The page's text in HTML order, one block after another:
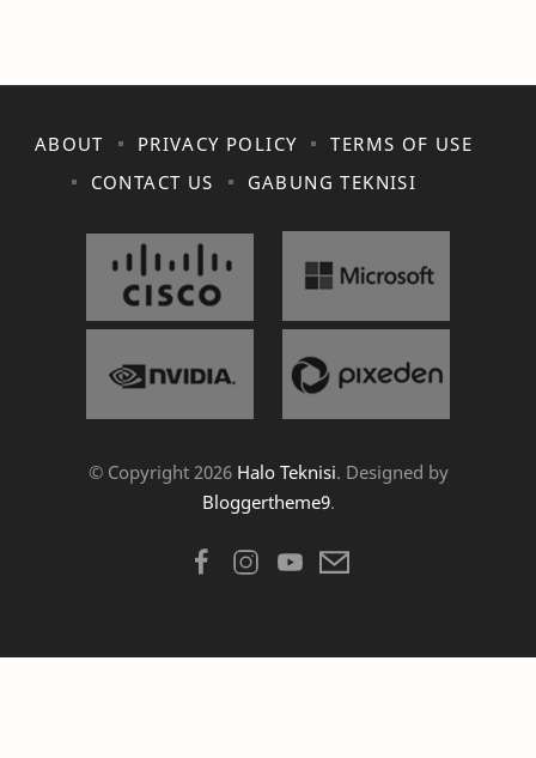
ABOUT PRIVACY POLICY
TERMS OF USE
CONTACT US
GABUNG TEKNISI
© Copyright 2026 Halo Teknisi. Designed by
Bloggertheme9.